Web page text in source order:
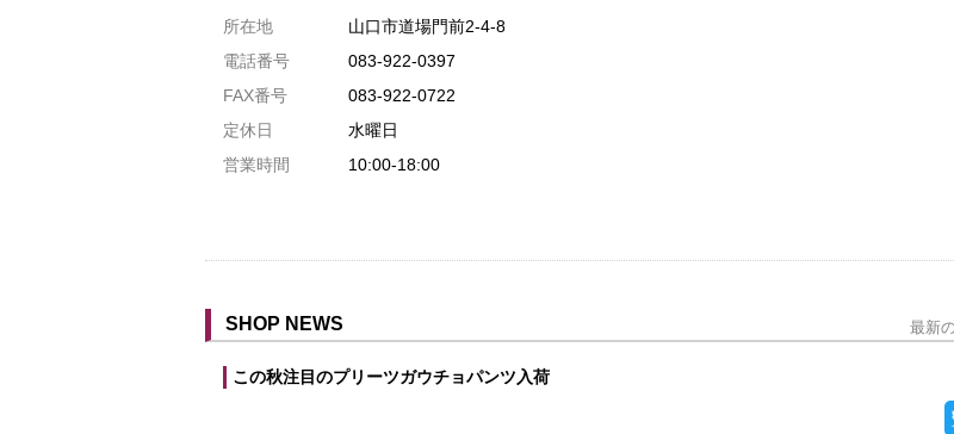
共通駐車券加盟店
駐車場1台まで
駐車場3台まで
駐車場5台まで
共用トイレ
予約可
個室・座敷あり
テイクアウト可
所在地
山口市道場門前2-4-8
電話番号
083-922-0397
FAX番号
083-922-0722
定休日
水曜日
営業時間
10:00-18:00
SHOP NEWS 最新
この秋注目のプリーツガウチョパンツ入荷